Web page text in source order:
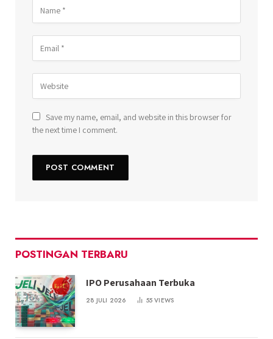
Save my name, email, and website in this browser for
the next time I comment.
POSTINGAN TERBARU
IPO Perusahaan Terbuka
28 JULI 2026 55VIEWS